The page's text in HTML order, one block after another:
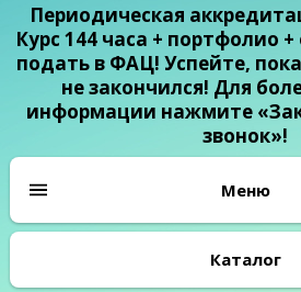
Периодическая
Курс 144 часа + портфолио
подать в ФАЦ! Успейте,
не закончился! Для
информации нажмите
звонок»!
Каталог